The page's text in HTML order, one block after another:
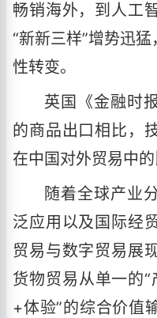
畅销海外，到人工
“新新三样”增势迅
性转变。
英国《金融时
的商品出口相比，
在中国对外贸易中的
随着全球产业
泛应用以及国际经
贸易与数字贸易展
货物贸易从单一的
+体验”的综合价值